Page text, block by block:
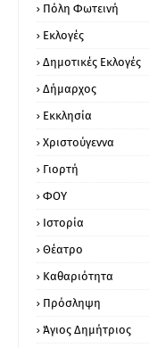
Πόλη Φωτεινή
Εκλογές
Δημοτικές Εκλογές
Δήμαρχος
Εκκλησία
Χριστούγεννα
Γιορτή
ΦΟΥ
Ιστορία
Θέατρο
Καθαριότητα
Πρόσληψη
Άγιος Δημήτριος